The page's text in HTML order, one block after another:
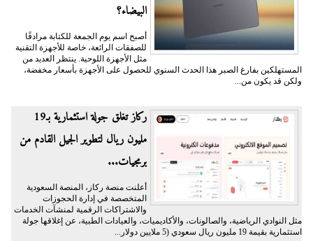
البيضاء؟
أصبح اسم يوم الجمعة للكتابة مرادفًا
للصفقات الرائعة، خاصة للأجهزة التقنية
مثل الأجهزة اللوحية. ينتظر العديد من
المستهلكين بفارغ الصبر هذا الحدث السنوي للحصول على الأجهزة بأسعار مخفضة،
ولكن قد يكون من...
ركاز تغلق جولة استثمارية بـ19
مليون ريال لتطوير الجيل القادم من
برمجيات...
أعلنت منصة ركاز، المنصة السعودية
المتخصصة في إدارة الحجوزات
والاشتراكات الرقمية لمنشآت الخدمات
مثل النوادي الرياضية، والصالونات، والأكاديميات، والعيادات الطبية، عن إغلاقها جولة
استثمارية بقيمة 19 مليون ريال سعودي (5 ملايين دولار...